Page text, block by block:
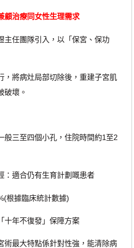
顧治療同女性生理需求
任團隊引入，以「保宮、保功
將病灶局部切除後，重建子宮肌
破壞。
三至四個小孔，住院時間約1至2
適合仍有生育計劃嘅患者
據臨床統計數據)
年不復發」保障方案
最大特點係針對性強，能清除病